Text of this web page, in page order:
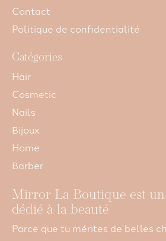
Contact
Politique de confidentialité
Catégories
Hair
Cosmetic
Nails
Bijoux
Home
Barber
Mirror La Boutique est un
dédié à la beauté
Parce que tu mérites de belles